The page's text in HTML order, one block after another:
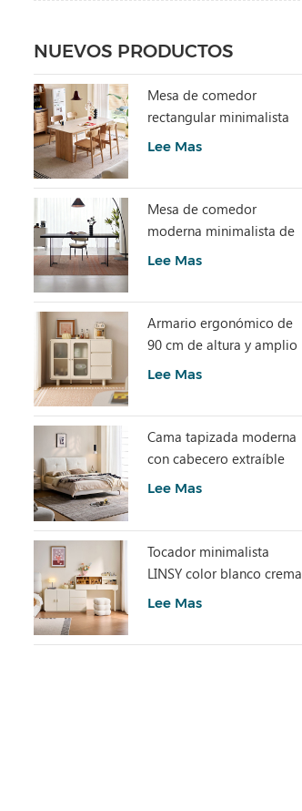
NUEVOS PRODUCTOS
Mesa de comedor
rectangular minimalista
con piedra sinterizada
Lee Mas
Mesa de comedor
moderna minimalista de
losa de piedra gris con
Lee Mas
Armario ergonómico de
90 cm de altura y amplio
espacio de
Lee Mas
Cama tapizada moderna
con cabecero extraíble
BC663-A
Lee Mas
Tocador minimalista
LINSY color blanco crema
con armario UD6C-A
Lee Mas